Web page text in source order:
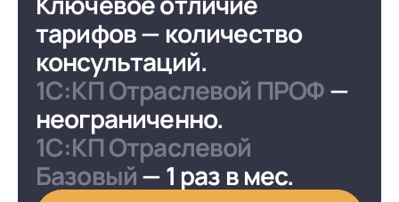
тарифов — количество
консультаций.
1С:КП Отраслевой ПРОФ—
неограниченно.
1С:КП Отраслевой
Базовый— 1 раз в мес.